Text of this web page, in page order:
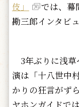
伎」
では、幕
勘三郎インタビ
3年ぶりに浅草
演は「十八世中
かりの狂言がず